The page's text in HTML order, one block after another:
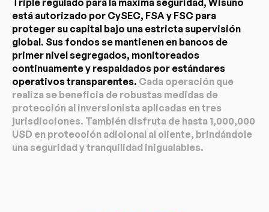
Triple regulado para la máxima seguridad, Wisuno
está autorizado por CySEC, FSA y FSC para
proteger su capital bajo una estricta supervisión
global. Sus fondos se mantienen en bancos de
primer nivel segregados, monitoreados
continuamente y respaldados por estándares
operativos transparentes. Cada operación que
realiza se beneficia de robustas medidas de
protección al inversionista aplicadas en tres
jurisdicciones. También disfruta de hasta 1,000,000
USD en protección adicional al cliente, brindándole
una seguridad y tranquilidad inigualables.